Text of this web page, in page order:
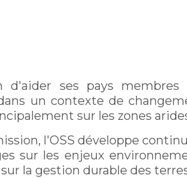
d'aider ses pays
un contexte de
sur les zones
l'OSS développe
sur les enjeux
la gestion durable des